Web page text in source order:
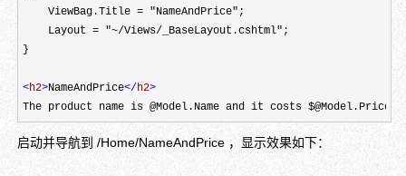
    ViewBag.Title = "NameAndPrice";
    Layout = "~/Views/_BaseLayout.cshtml";
}
<h2>NameAndPrice</h2>
The product name is @Model.Name and it costs $@Model.Price
启动并导航到 /Home/NameAndPrice ，显示效果如下：